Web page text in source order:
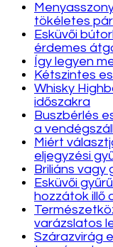
tökéletes
Esküvői
érdemes
Így legyen
Kétszintes
Whisky
időszakra
Buszbérlés
a
Miért
eljegyzési
Briliáns vagy
Esküvői
hozzátok illő
varázslatos
Szárazvirág